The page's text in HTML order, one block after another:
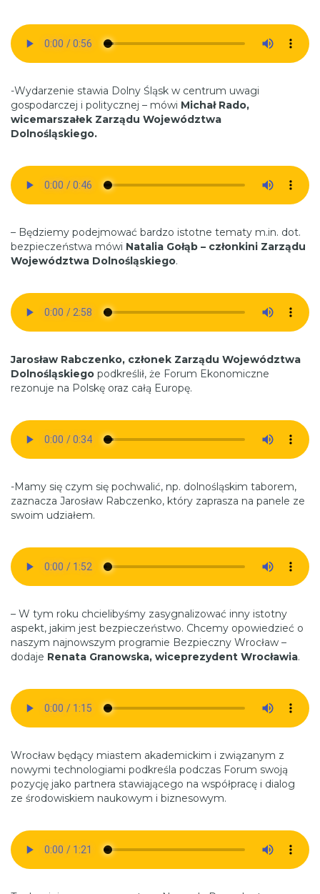
-Wydarzenie stawia Dolny Śląsk w centrum uwagi
gospodarczej i politycznej – mówi Michał Rado,
wicemarszałek Zarządu Województwa
Dolnośląskiego.
– Będziemy podejmować bardzo istotne tematy m.in. dot.
bezpieczeństwa mówi Natalia Gołąb – członkini Zarządu
Województwa Dolnośląskiego.
Jarosław Rabczenko, członek Zarządu Województwa
Dolnośląskiego podkreślił, że Forum Ekonomiczne
rezonuje na Polskę oraz całą Europę.
-Mamy się czym się pochwalić, np. dolnośląskim taborem,
zaznacza Jarosław Rabczenko, który zaprasza na panele ze
swoim udziałem.
– W tym roku chcielibyśmy zasygnalizować inny istotny
aspekt, jakim jest bezpieczeństwo. Chcemy opowiedzieć o
naszym najnowszym programie Bezpieczny Wrocław –
dodaje Renata Granowska, wiceprezydent Wrocławia.
Wrocław będący miastem akademickim i związanym z
nowymi technologiami podkreśla podczas Forum swoją
pozycję jako partnera stawiającego na współpracę i dialog
ze środowiskiem naukowym i biznesowym.